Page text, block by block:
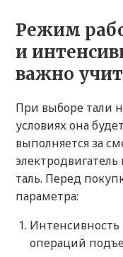
Режим
и
важно
При выборе тали
условиях она
выполняется за
таль. Перед
параметра:
операций